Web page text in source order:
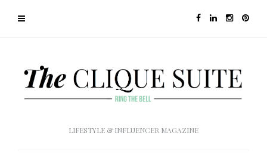
LIFESTYLE & INFLUENCER MAGAZINE